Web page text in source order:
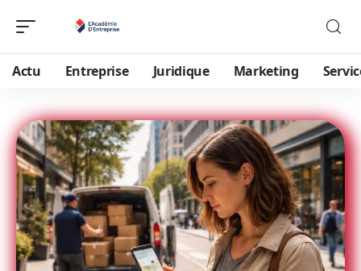
Actu Entreprise Juridique Marketing